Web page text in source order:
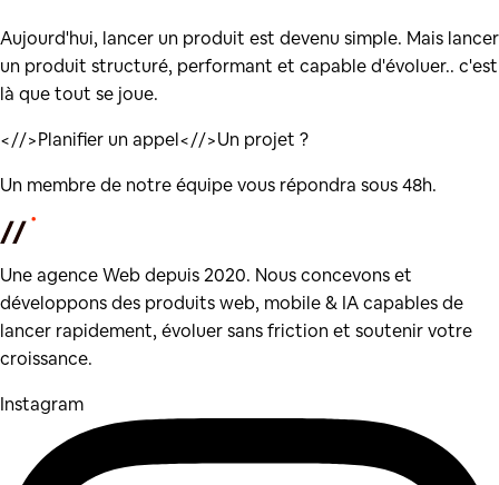
Aujourd'hui, lancer un produit est devenu simple. Mais lancer
un produit structuré, performant et capable d'évoluer.. c'est
là que tout se joue.
<//>Planifier un appel<//>Un projet ?
Un membre de notre équipe vous répondra sous 48h.
Une agence Web depuis 2020. Nous concevons et
développons des produits web, mobile & IA capables de
lancer rapidement, évoluer sans friction et soutenir votre
croissance.
Instagram